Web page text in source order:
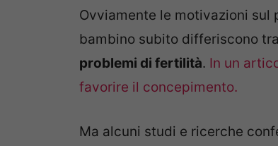
Ovviamente le motivazioni sul
bambino subito differiscono
problemi di fertilità. In un
favorire il concepimento.
Ma alcuni studi e ricerche